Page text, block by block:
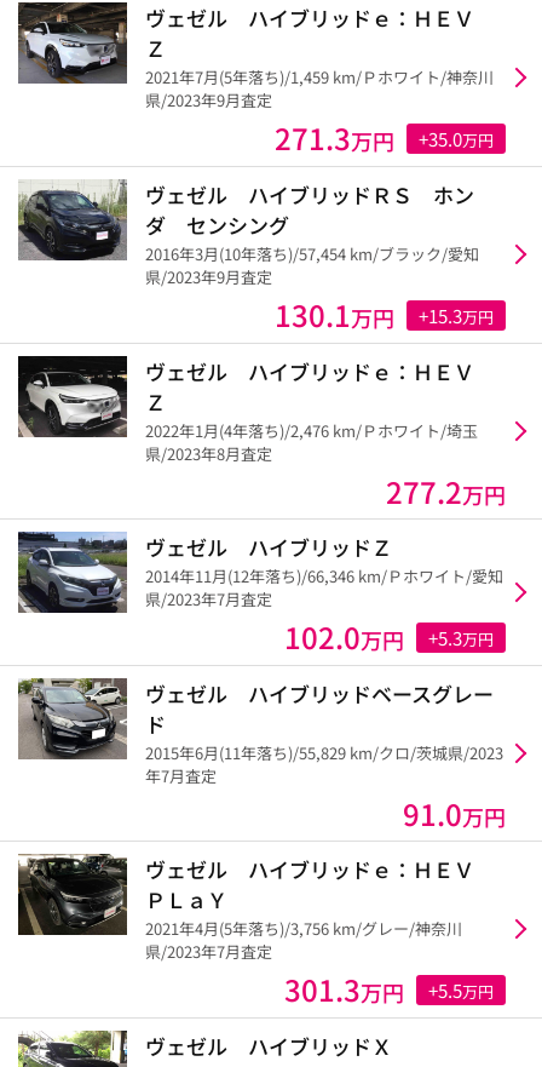
ヴェゼル ハイブリッドｅ：ＨＥＶ
Ｚ
2021年7月(5年落ち)/1,459 km/Ｐホワイト/神奈川
県/2023年9月査定
271.3万円 +35.0万円
ヴェゼル ハイブリッドＲＳ ホン
ダ センシング
2016年3月(10年落ち)/57,454 km/ブラック/愛知
県/2023年9月査定
130.1万円 +15.3万円
ヴェゼル ハイブリッドｅ：ＨＥＶ
Ｚ
2022年1月(4年落ち)/2,476 km/Ｐホワイト/埼玉
県/2023年8月査定
277.2万円
ヴェゼル ハイブリッドＺ
2014年11月(12年落ち)/66,346 km/Ｐホワイト/愛知
県/2023年7月査定
102.0万円 +5.3万円
ヴェゼル ハイブリッドベースグレー
ド
2015年6月(11年落ち)/55,829 km/クロ/茨城県/2023
年7月査定
91.0万円
ヴェゼル ハイブリッドｅ：ＨＥＶ
ＰＬａＹ
2021年4月(5年落ち)/3,756 km/グレー/神奈川
県/2023年7月査定
301.3万円 +5.5万円
ヴェゼル ハイブリッドＸ